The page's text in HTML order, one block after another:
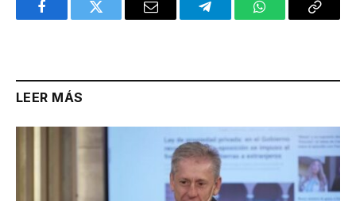
FacebookTwitter Email TelegramWhatsAppCopy
LEER MÁS